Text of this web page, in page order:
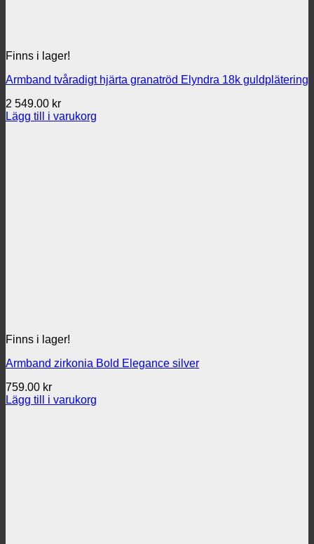
Finns i lager!
Armband tvåradigt hjärta granatröd Elyndra 18k guldplätering
2 549.00 kr
Lägg till i varukorg
Finns i lager!
Armband zirkonia Bold Elegance silver
759.00 kr
Lägg till i varukorg